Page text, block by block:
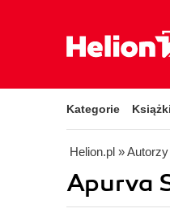
Kategorie Książki
Helion.pl » Autorzy
Apurva